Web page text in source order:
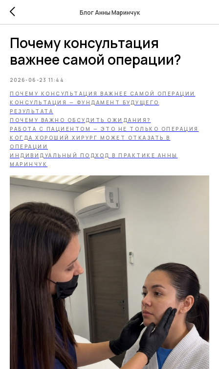
Блог Анны Маринчук
Почему консультация
важнее самой операции?
2026-06-23 11:44
ПОЧЕМУ КОНСУЛЬТАЦИЯ ВАЖНЕЕ САМОЙ ОПЕРАЦИИ
КОНСУЛЬТАЦИЯ — ФУНДАМЕНТ БУДУЩЕГО
РЕЗУЛЬТАТА
ПОЧЕМУ ВАЖНО ОБСУДИТЬ ОЖИДАНИЯ?
РАБОТА С ПАЦИЕНТОМ — ЭТО НЕ ТОЛЬКО ОПЕРАЦИЯ
КОГДА ХОРОШИЙ ХИРУРГ МОЖЕТ ОТКАЗАТЬ В
ОПЕРАЦИИ
ИНДИВИДУАЛЬНЫЙ ПОДХОД В ПРАКТИКЕ АННЫ
МАРИНЧУК